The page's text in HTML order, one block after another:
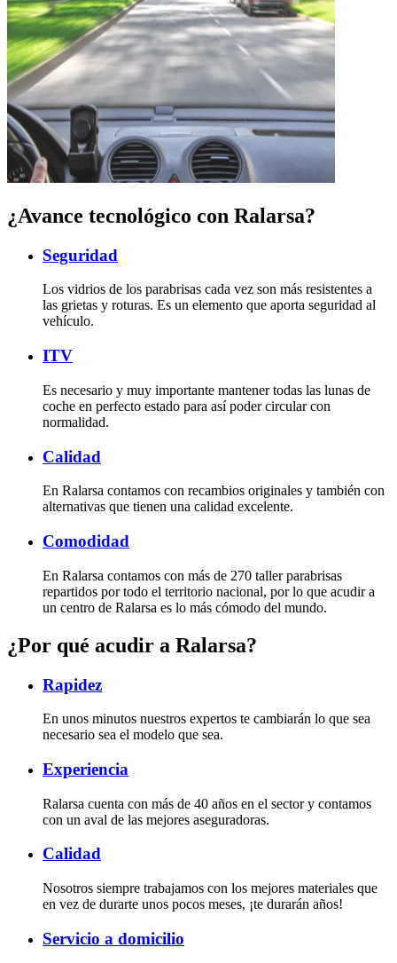
¿Avance tecnológico con Ralarsa?
Seguridad
Los vidrios de los parabrisas cada vez son más resistentes a
las grietas y roturas. Es un elemento que aporta seguridad al
vehículo.
ITV
Es necesario y muy importante mantener todas las lunas de
coche en perfecto estado para así poder circular con
normalidad.
Calidad
En Ralarsa contamos con recambios originales y también con
alternativas que tienen una calidad excelente.
Comodidad
En Ralarsa contamos con más de 270 taller parabrisas
repartidos por todo el territorio nacional, por lo que acudir a
un centro de Ralarsa es lo más cómodo del mundo.
¿Por qué acudir a Ralarsa?
Rapidez
En unos minutos nuestros expertos te cambiarán lo que sea
necesario sea el modelo que sea.
Experiencia
Ralarsa cuenta con más de 40 años en el sector y contamos
con un aval de las mejores aseguradoras.
Calidad
Nosotros siempre trabajamos con los mejores materiales que
en vez de durarte unos pocos meses, ¡te durarán años!
Servicio a domicilio